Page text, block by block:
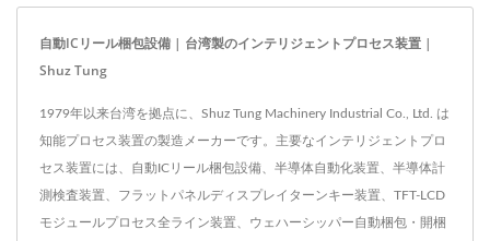
自動ICリール梱包設備 | 台湾製のインテリジェントプロセス装置 |
Shuz Tung
1979年以来台湾を拠点に、Shuz Tung Machinery Industrial Co., Ltd. は
知能プロセス装置の製造メーカーです。主要なインテリジェントプロ
セス装置には、自動ICリール梱包設備、半導体自動化装置、半導体計
測検査装置、フラットパネルディスプレイターンキー装置、TFT-LCD
モジュールプロセス全ライン装置、ウェハーシッパー自動梱包・開梱